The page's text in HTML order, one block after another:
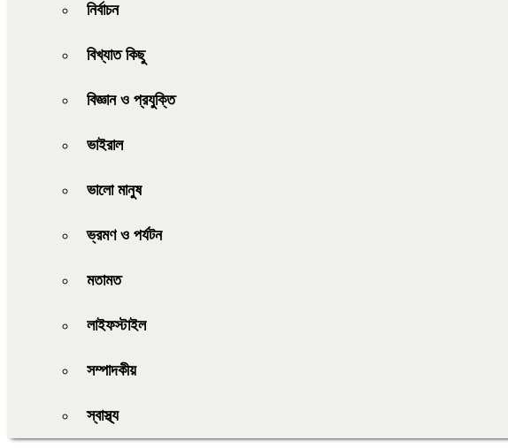
নির্বাচন
বিখ্যাত কিছু
বিজ্ঞান ও প্রযুক্তি
ভাইরাল
ভালো মানুষ
ভ্রমণ ও পর্যটন
মতামত
লাইফস্টাইল
সম্পাদকীয়
স্বাস্থ্য